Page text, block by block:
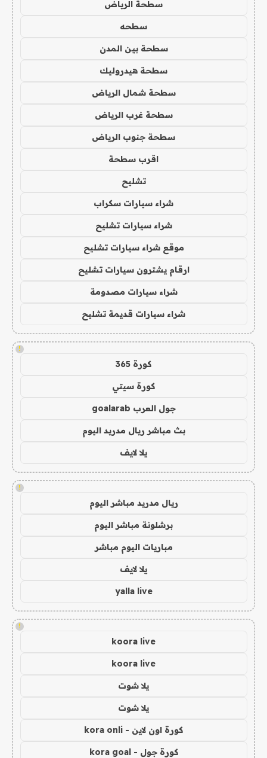
سطحة الرياض
سطحه
سطحة بين المدن
سطحة هيدروليك
سطحة شمال الرياض
سطحة غرب الرياض
سطحة جنوب الرياض
اقرب سطحة
تشليح
شراء سيارات سكراب
شراء سيارات تشليح
موقع شراء سيارات تشليح
ارقام يشترون سيارات تشليح
شراء سيارات مصدومة
شراء سيارات قديمة تشليح
!
كورة 365
كورة سيتي
جول العرب goalarab
بث مباشر ريال مدريد اليوم
يلا لايف
!
ريال مدريد مباشر اليوم
برشلونة مباشر اليوم
مباريات اليوم مباشر
يلا لايف
yalla live
!
koora live
koora live
يلا شوت
يلا شوت
كورة اون لاين - kora onli
كورة جول - kora goal